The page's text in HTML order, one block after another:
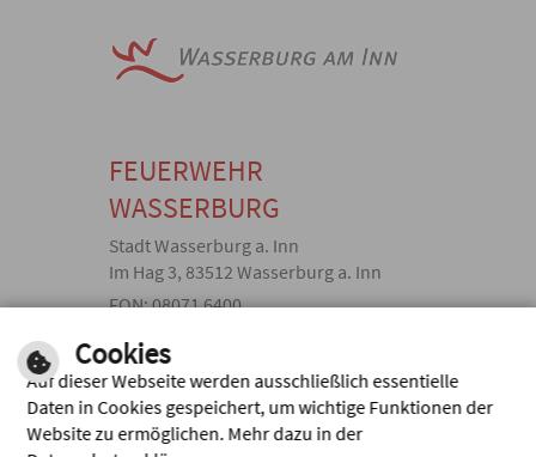
FEUERWEHR
WASSERBURG
Stadt Wasserburg a. Inn
Im Hag 3, 83512 Wasserburg a. Inn
FON: 08071 6400
Wasserburg
IBAN: DE 72 7115 2680 0000
0075 59
Cookies
Auf dieser Webseite werden ausschließlich essentielle
Daten in Cookies gespeichert, um wichtige Funktionen der
Website zu ermöglichen. Mehr dazu in der